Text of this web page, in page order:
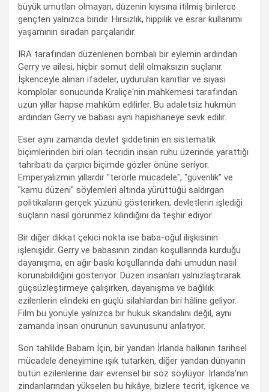
büyük umutları olmayan, düzenin kıyısına itilmiş binlerce
gençten yalnızca biridir. Hırsızlık, hippilik ve esrar kullanımı
yaşamının sıradan parçalarıdır.
IRA tarafından düzenlenen bombalı bir eylemin ardından
Gerry ve ailesi, hiçbir somut delil olmaksızın suçlanır.
İşkenceyle alınan ifadeler, uydurulan kanıtlar ve siyasi
komplolar sonucunda Kraliçe'nin mahkemesi tarafından
uzun yıllar hapse mahkûm edilirler. Bu adaletsiz hükmün
ardından Gerry ve babası aynı hapishaneye sevk edilir.
Eser aynı zamanda devlet şiddetinin en sistematik
biçimlerinden biri olan tecridin insan ruhu üzerinde yarattığı
tahribatı da çarpıcı biçimde gözler önüne seriyor.
Emperyalizmin yıllardır "terörle mücadele", "güvenlik" ve
"kamu düzeni" söylemleri altında yürüttüğü saldırgan
politikaların gerçek yüzünü gösterirken; devletlerin işlediği
suçların nasıl görünmez kılındığını da teşhir ediyor.
Bir diğer dikkat çekici nokta ise baba-oğul ilişkisinin
işlenişidir. Gerry ve babasının zindan koşullarında kurduğu
dayanışma, en ağır baskı koşullarında dahi umudun nasıl
korunabildiğini gösteriyor. Düzen insanları yalnızlaştırarak
güçsüzleştirmeye çalışırken, dayanışma ve bağlılık
ezilenlerin elindeki en güçlü silahlardan biri hâline geliyor.
Film bu yönüyle yalnızca bir hukuk skandalını değil, aynı
zamanda insan onurunun savunusunu anlatıyor.
Son tahlilde Babam İçin, bir yandan İrlanda halkının tarihsel
mücadele deneyimine ışık tutarken, diğer yandan dünyanın
bütün ezilenlerine dair evrensel bir söz söylüyor. İrlanda'nın
zindanlarından yükselen bu hikâye, bizlere tecrit, işkence ve